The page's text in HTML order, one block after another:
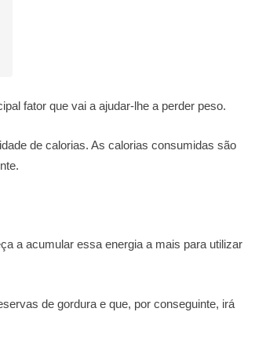
fator que vai a ajudar-lhe a perder peso.
de calorias. As calorias consumidas são
a acumular essa energia a mais para utilizar
de gordura e que, por conseguinte, irá